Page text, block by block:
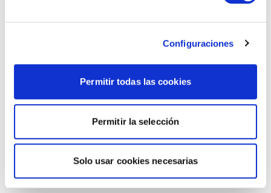
Configuraciones
Permitir todas las cookies
Permitir la selección
Solo usar cookies necesarias